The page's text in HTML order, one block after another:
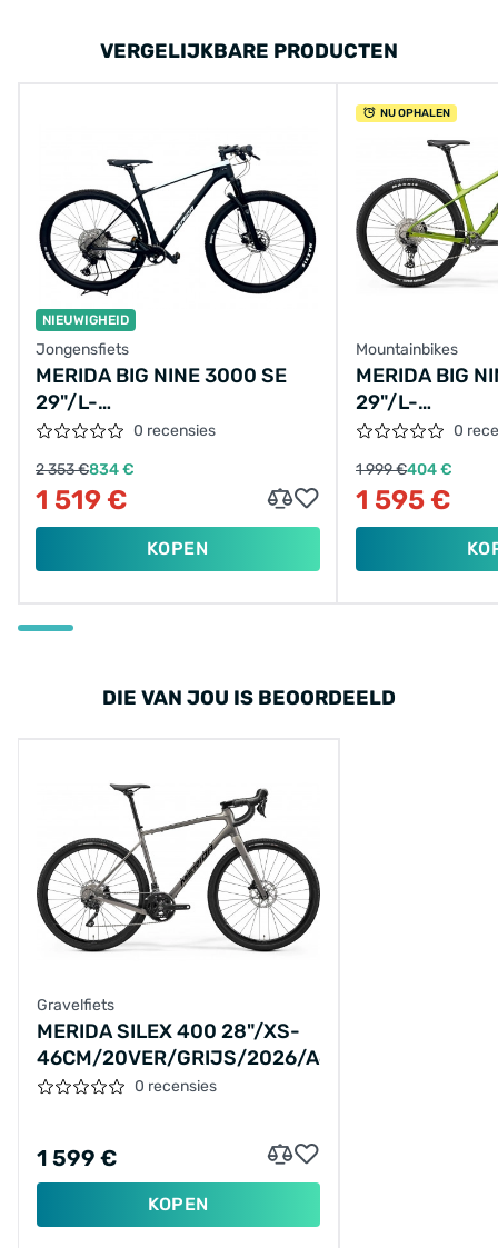
VERGELIJKBARE PRODUCTEN
NIEUWIGHEID
Jongensfiets
MERIDA BIG NINE 3000 SE
29"/L-
48CM/12VER/ZWART/2023/A62211A00664
0 recensies
2 353 €834 €
1 519 €
KOPEN
NU OPHALEN
Mountainbikes
MERIDA BIG
29"/L-
44CM/
0
1 999 €404 €
1 595 €
DIE VAN JOU IS BEOORDEELD
Gravelfiets
MERIDA SILEX 400 28"/XS-
46CM/20VER/GRIJS/2026/A62611A00233
0 recensies
1 599 €
KOPEN